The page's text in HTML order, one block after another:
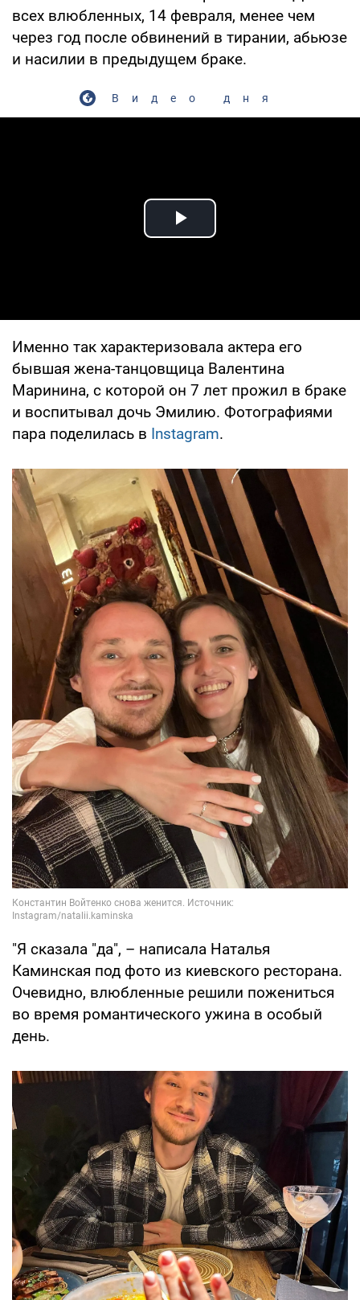
всех влюбленных, 14 февраля, менее чем
через год после обвинений в тирании, абьюзе
и насилии в предыдущем браке.
Видео дня
Play Video
Именно так характеризовала актера его
бывшая жена-танцовщица Валентина
Маринина, с которой он 7 лет прожил в браке
и воспитывал дочь Эмилию. Фотографиями
пара поделилась в Instagram.
"Я сказала "да", – написала Наталья
Каминская под фото из киевского ресторана.
Очевидно, влюбленные решили пожениться
во время романтического ужина в особый
день.